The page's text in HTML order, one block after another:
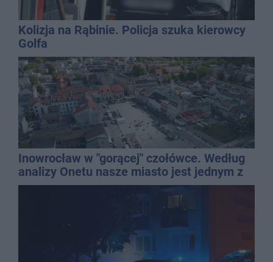
Kolizja na Rąbinie. Policja szuka kierowcy
Golfa
Inowrocław w "gorącej" czołówce. Według
analizy Onetu nasze miasto jest jednym z
najbardziej narażonych na upały